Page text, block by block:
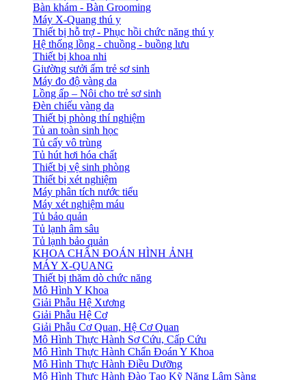
Bàn khám - Bàn Grooming
Máy X-Quang thú y
Thiết bị hỗ trợ - Phục hồi chức năng thú y
Hệ thống lồng - chuồng - buồng lưu
Thiết bị khoa nhi
Giường sưởi ấm trẻ sơ sinh
Máy đo độ vàng da
Lồng ấp – Nôi cho trẻ sơ sinh
Đèn chiếu vàng da
Thiết bị phòng thí nghiệm
Tủ an toàn sinh học
Tủ cấy vô trùng
Tủ hút hơi hóa chất
Thiết bị vệ sinh phòng
Thiết bị xét nghiệm
Máy phân tích nước tiểu
Máy xét nghiệm máu
Tủ bảo quản
Tủ lạnh âm sâu
Tủ lạnh bảo quản
KHOA CHẨN ĐOÁN HÌNH ẢNH
MÁY X-QUANG
Thiết bị thăm dò chức năng
Mô Hình Y Khoa
Giải Phẫu Hệ Xương
Giải Phẫu Hệ Cơ
Giải Phẫu Cơ Quan, Hệ Cơ Quan
Mô Hình Thực Hành Sơ Cứu, Cấp Cứu
Mô Hình Thực Hành Chẩn Đoán Y Khoa
Mô Hình Thực Hành Điều Dưỡng
Mô Hình Thực Hành Đào Tạo Kỹ Năng Lâm Sàng